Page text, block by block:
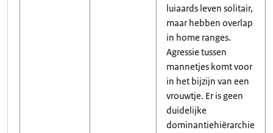
luiaards leven solitair,
maar hebben overlap
in home ranges.
Agressie tussen
mannetjes komt voor
in het bijzijn van een
vrouwtje. Er is geen
duidelijke
dominantiehiërarchie